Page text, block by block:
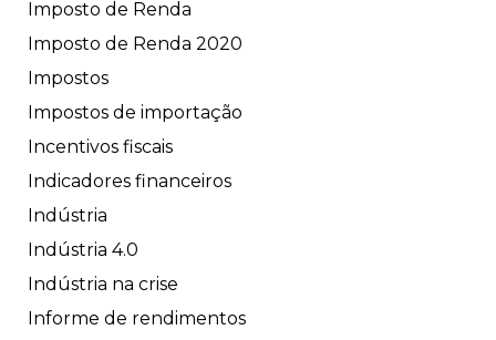
Imposto de Renda
Imposto de Renda 2020
Impostos
Impostos de importação
Incentivos fiscais
Indicadores financeiros
Indústria
Indústria 4.0
Indústria na crise
Informe de rendimentos